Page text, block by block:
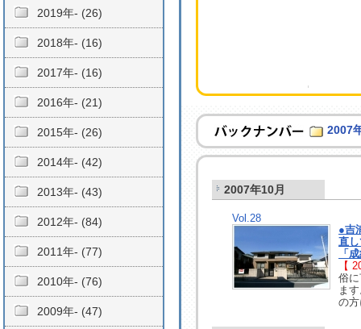
2007
2007年10月
Vol.28
●吉
直
「
【
俗
ま
の
2019年- (26)
2018年- (16)
2017年- (16)
2016年- (21)
2015年- (26)
2014年- (42)
2013年- (43)
2012年- (84)
2011年- (77)
2010年- (76)
2009年- (47)